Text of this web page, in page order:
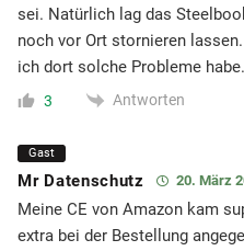
sei. Natürlich lag das
noch vor Ort stornieren
ich dort solche Probleme
3 Antworten
Gast
Mr Datenschutz 20. März
Meine CE von Amazon kam
extra bei der Bestellung